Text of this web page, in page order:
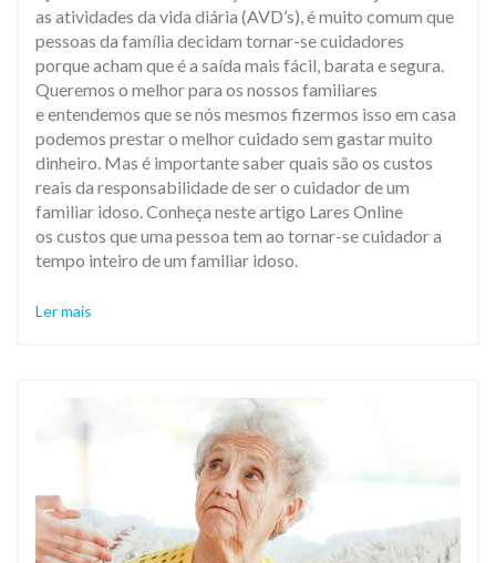
as atividades da vida diária (AVD’s), é muito comum que
pessoas da família decidam tornar-se cuidadores
porque acham que é a saída mais fácil, barata e segura.
Queremos o melhor para os nossos familiares
e entendemos que se nós mesmos fizermos isso em casa
podemos prestar o melhor cuidado sem gastar muito
dinheiro. Mas é importante saber quais são os custos
reais da responsabilidade de ser o cuidador de um
familiar idoso. Conheça neste artigo Lares Online
os custos que uma pessoa tem ao tornar-se cuidador a
tempo inteiro de um familiar idoso.
Ler mais